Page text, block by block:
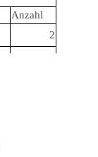
Anzahl
2